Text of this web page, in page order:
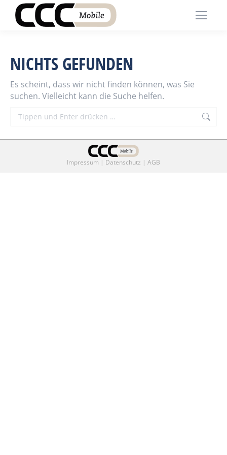
NICHTS GEFUNDEN
Es scheint, dass wir nicht finden können, was Sie
suchen. Vielleicht kann die Suche helfen.
Search:
Impressum | Datenschutz | AGB